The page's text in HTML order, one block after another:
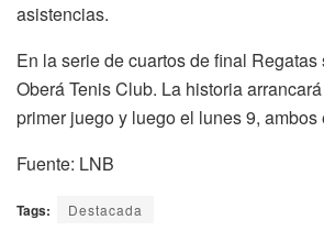
asistencias.
En la serie de cuartos de final Regatas
Oberá Tenis Club. La historia
primer juego y luego el lunes 9, ambos
Fuente: LNB
Tags: Destacada